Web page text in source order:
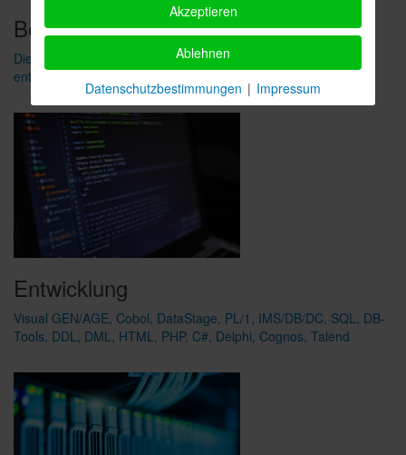
Beratung
Die L&H Softwareberatung und Entwicklung GmbH berät Sie,
entwickelt und erstellt Komplettlösungen für Ihr Unternehmen.
Entwicklung
Visual GEN/AGE, Cobol, DataStage, PL/1, IMS/DB/DC, SQL, DB-
Tools, DDL, DML, HTML, PHP, C#, Delphi, Cognos, Talend
Akzeptieren
Ablehnen
Datenschutzbestimmungen | Impressum